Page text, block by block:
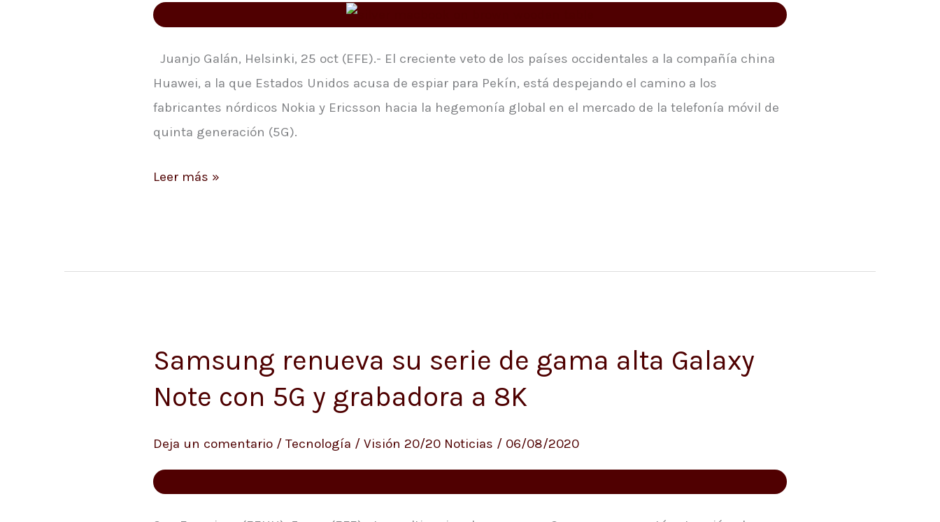
Juanjo Galán, Helsinki, 25 oct (EFE).- El creciente veto de los países occidentales a la compañía china
Huawei, a la que Estados Unidos acusa de espiar para Pekín, está despejando el camino a los
fabricantes nórdicos Nokia y Ericsson hacia la hegemonía global en el mercado de la telefonía móvil de
quinta generación (5G).
despeja
camino
a
Nokia
y
en
Leer más »
Samsung renueva su serie de gama alta Galaxy
Note con 5G y grabadora a 8K
Deja un comentario / Tecnología / Visión 20/20 Noticias / 06/08/2020
Samsung
su
de
gama